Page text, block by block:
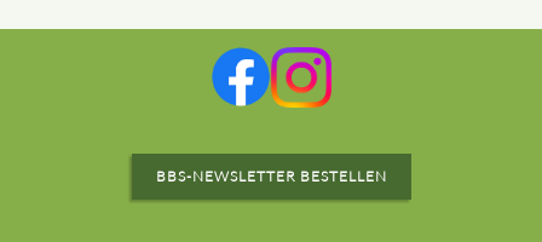
BBS-NEWSLETTER BESTELLEN